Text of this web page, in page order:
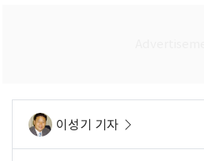
이성기 기자